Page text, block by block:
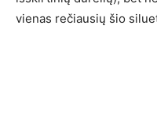
vienas rečiausių šio